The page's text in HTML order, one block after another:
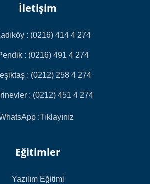
İletişim
: (0216) 414 4 274
: (0216) 491 4 274
: (0212) 258 4 274
: (0212) 451 4 274
:Tıklayınız
Eğitimler
Yazılım Eğitimi